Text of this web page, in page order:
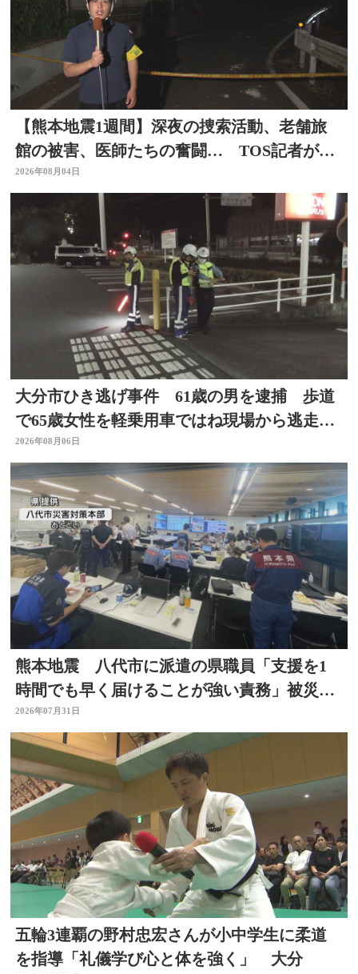
【熊本地震1週間】深夜の捜索活動、老舗旅
館の被害、医師たちの奮闘… TOS記者が取
材した被災地 大分
2026年08月04日
大分市ひき逃げ事件 61歳の男を逮捕 歩道
で65歳女性を軽乗用車ではね現場から逃走し
た疑い
2026年08月06日
熊本地震 八代市に派遣の県職員「支援を1
時間でも早く届けることが強い責務」被災地
の状況語る 大分
2026年07月31日
五輪3連覇の野村忠宏さんが小中学生に柔道
を指導「礼儀学び心と体を強く」 大分